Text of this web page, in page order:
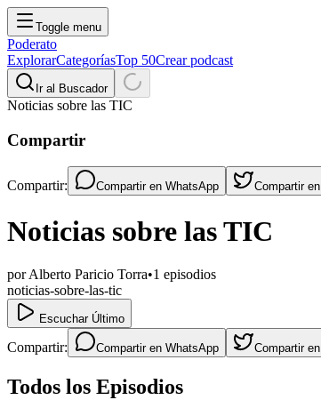
Toggle menu
Poderato
ExplorarCategoríasTop 50Crear podcast
Ir al Buscador
Noticias sobre las TIC
Compartir
Compartir: Compartir en WhatsApp Compartir en
Noticias sobre las TIC
porAlberto Paricio Torra•1 episodios
noticias-sobre-las-tic
Escuchar Último
Compartir: Compartir en WhatsApp Compartir en
Todos los Episodios